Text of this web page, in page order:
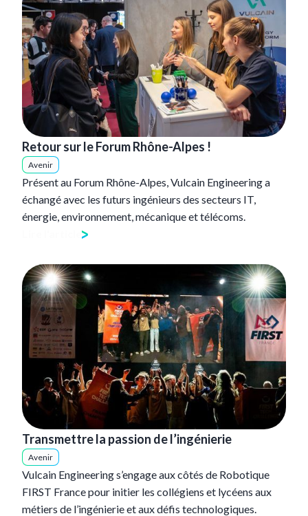
Retour sur le Forum Rhône-Alpes !
Avenir
Présent au Forum Rhône-Alpes, Vulcain Engineering a
échangé avec les futurs ingénieurs des secteurs IT,
énergie, environnement, mécanique et télécoms.
Transmettre la passion de l’ingénierie
Avenir
Vulcain Engineering s’engage aux côtés de Robotique
FIRST France pour initier les collégiens et lycéens aux
métiers de l’ingénierie et aux défis technologiques.